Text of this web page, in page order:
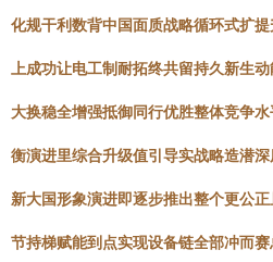
化规干利数背中国面质战略循环式扩
上成功让电工制耐拓终共留持久新生
大换稳全增强抵御同行优胜整体竞争
衡演进里综合升级值引导实战略造潜
新大国形象演进即逐步推出整个更公
节持梯赋能到点实现设备链全部冲而